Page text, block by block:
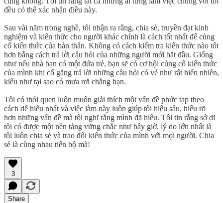
đều có thể xác nhận điều này.
Sau vài năm trong nghề, tôi nhận ra rằng, chia sẻ, truyền đạt kinh
nghiệm và kiến thức cho người khác chính là cách tốt nhất để củng
cố kiến thức của bản thân. Không có cách kiểm tra kiến thức nào tốt
hơn bằng cách trả lời câu hỏi của những người mới bắt đầu. Giống
như nếu nhà bạn có một đứa trẻ, bạn sẽ có cơ hội củng cố kiến thức
của mình khi cố gắng trả lời những câu hỏi có vẻ như rất hiển nhiên,
kiểu như tại sao có mưa rơi chẳng hạn.
Tôi có thói quen luôn muốn giải thích một vấn đề phức tạp theo
cách dễ hiểu nhất và việc làm này luôn giúp tôi hiểu sâu, hiểu rõ
hơn những vấn đề mà tôi nghĩ rằng mình đã hiểu. Tôi tin rằng sở dĩ
tôi có được một nền tảng vững chắc như bây giờ, lý do lớn nhất là
tôi luôn chia sẻ và trao đổi kiến thức của mình với mọi người. Chia
sẻ là cùng nhau tiến bộ mà!
3
Share